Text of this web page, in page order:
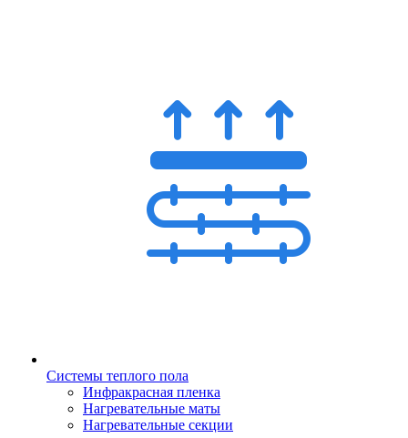
Системы теплого пола
Инфракрасная пленка
Нагревательные маты
Нагревательные секции